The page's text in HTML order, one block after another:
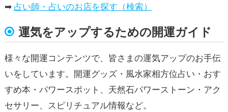
➡ 占い師・占いのお店を探す（検索）
運気をアップするための開運ガイド
様々な開運コンテンツで、皆さまの運気アップのお手伝
いをしています。開運グッズ・風水家相方位占い・おす
すめ本・パワースポット、天然石パワーストーン・アク
セサリー、スピリチュアル情報など。